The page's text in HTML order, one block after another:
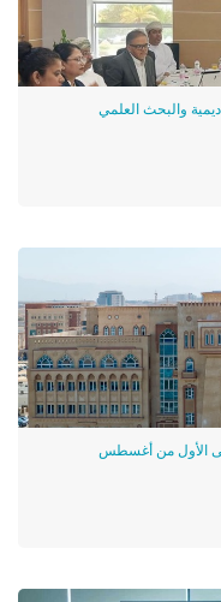
والبحث العلمي
الأول من أغسطس